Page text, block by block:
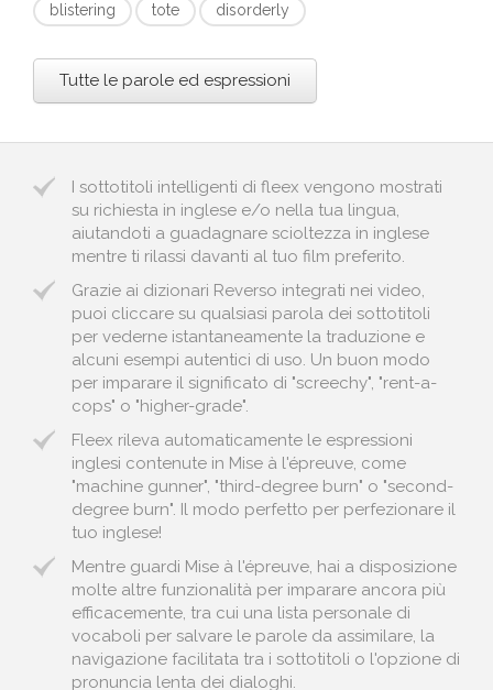
blistering
tote disorderly
Tutte le parole ed espressioni
I sottotitoli intelligenti di fleex vengono mostrati
su richiesta in inglese e/o nella tua lingua,
aiutandoti a guadagnare scioltezza in inglese
mentre ti rilassi davanti al tuo film preferito.
Grazie ai dizionari Reverso integrati nei video,
puoi cliccare su qualsiasi parola dei sottotitoli
per vederne istantaneamente la traduzione e
alcuni esempi autentici di uso. Un buon modo
per imparare il significato di "screechy", "rent-a-
cops" o "higher-grade".
Fleex rileva automaticamente le espressioni
inglesi contenute in Mise à l'épreuve, come
"machine gunner", "third-degree burn" o "second-
degree burn". Il modo perfetto per perfezionare il
tuo inglese!
Mentre guardi Mise à l'épreuve, hai a disposizione
molte altre funzionalità per imparare ancora più
efficacemente, tra cui una lista personale di
vocaboli per salvare le parole da assimilare, la
navigazione facilitata tra i sottotitoli o l'opzione di
pronuncia lenta dei dialoghi.